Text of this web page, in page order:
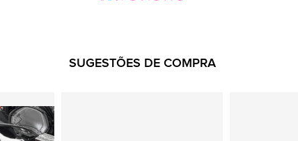
SUGESTÕES DE COMPRA